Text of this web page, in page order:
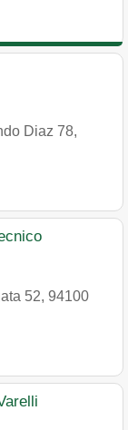
Diaz 78,
52, 94100